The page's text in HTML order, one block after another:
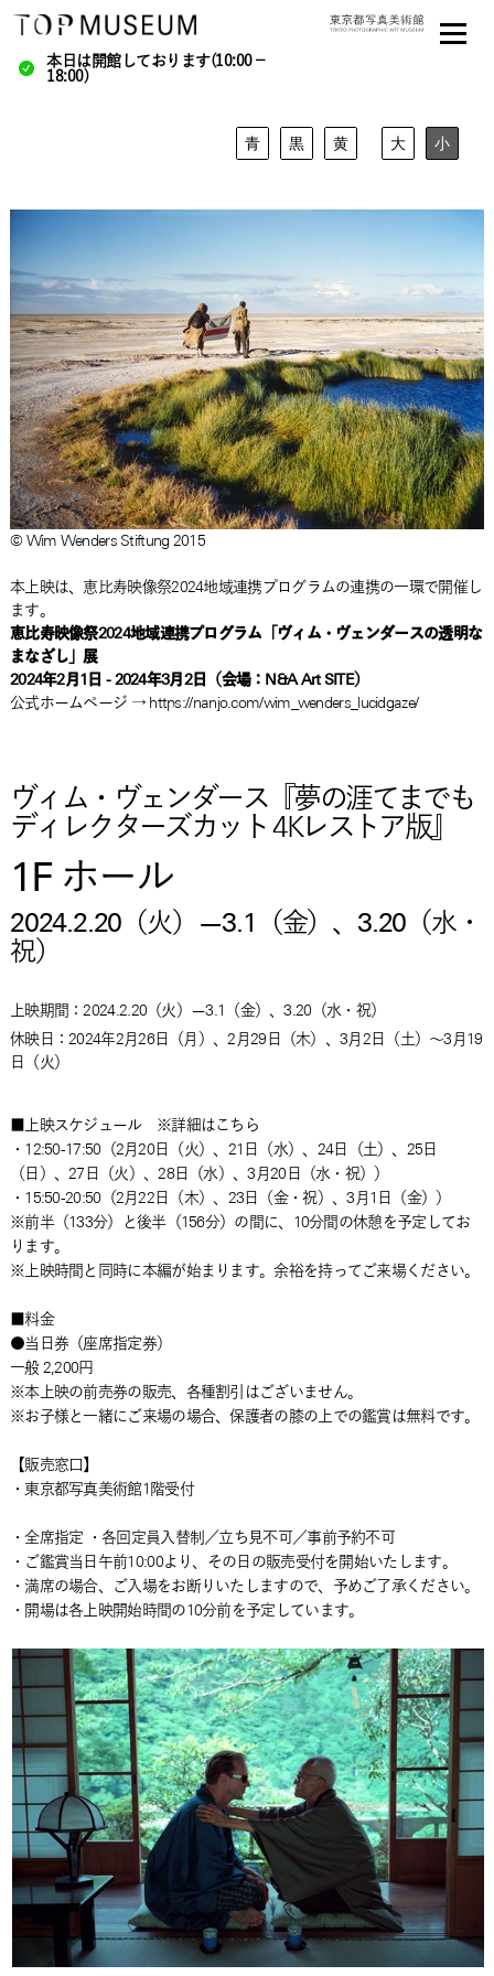
本日は開館しております(10:00－
18:00)
青 黒 黄 大 小
© Wim Wenders Stiftung 2015
本上映は、恵比寿映像祭2024地域連携プログラムの連携の一環で開催し
ます。
恵比寿映像祭2024地域連携プログラム「ヴィム・ヴェンダースの透明な
まなざし」展
2024年2月1日 - 2024年3月2日（会場：N&A Art SITE）
公式ホームページ → https://nanjo.com/wim_wenders_lucidgaze/
ヴィム・ヴェンダース『夢の涯てまでも
ディレクターズカット 4Kレストア版』
1F ホール
2024.2.20（火）—3.1（金）、3.20（水・
祝）
上映期間：2024.2.20（火）—3.1（金）、3.20（水・祝）
休映日：2024年2月26日（月）、2月29日（木）、3月2日（土）～3月19
日（火）
■上映スケジュール ※詳細はこちら
・12:50-17:50（2月20日（火）、21日（水）、24日（土）、25日
（日）、27日（火）、28日（水）、3月20日（水・祝））
・15:50-20:50（2月22日（木）、23日（金・祝）、3月1日（金））
※前半（133分）と後半（156分）の間に、10分間の休憩を予定してお
ります。
※上映時間と同時に本編が始まります。余裕を持ってご来場ください。
■料金
●当日券（座席指定券）
一般 2,200円
※本上映の前売券の販売、各種割引はございません。
※お子様と一緒にご来場の場合、保護者の膝の上での鑑賞は無料です。
【販売窓口】
・東京都写真美術館1階受付
・全席指定 ・各回定員入替制／立ち見不可／事前予約不可
・ご鑑賞当日午前10:00より、その日の販売受付を開始いたします。
・満席の場合、ご入場をお断りいたしますので、予めご了承ください。
・開場は各上映開始時間の10分前を予定しています。